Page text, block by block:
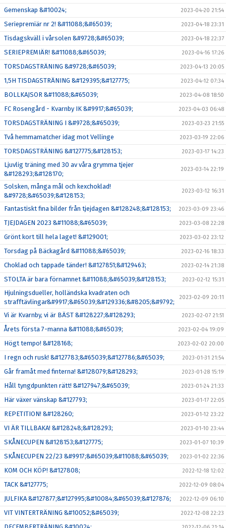
Gemenskap &#10024; 2023-04-20 21:54
Seriepremiär nr 2! &#11088;&#65039; 2023-04-18 23:31
Tisdagskväll i vårsolen &#9728;&#65039; 2023-04-18 22:37
SERIEPREMIÄR! &#11088;&#65039; 2023-04-16 17:26
TORSDAGSTRÄNING &#9728;&#65039; 2023-04-13 20:05
1,5H TISDAGSTRÄNING &#129395;&#127775; 2023-04-12 07:34
BOLLKAJSOR &#11088;&#65039; 2023-04-08 18:50
FC Rosengård - Kvarnby IK &#9917;&#65039; 2023-04-03 06:48
TORSDAGSTRÄNING I &#9728;&#65039; 2023-03-23 21:55
Två hemmamatcher idag mot Vellinge 2023-03-19 22:06
TORSDAGSTRÄNING &#127775;&#128153; 2023-03-17 14:23
Ljuvlig träning med 30 av våra grymma tjejer
&#128293;&#128170;
2023-03-14 22:19
Solsken, många mål och kexchoklad!
&#9728;&#65039;&#128153;
2023-03-12 16:31
Fantastiskt fina bilder från tjejdagen &#128248;&#128153; 2023-03-09 23:46
TJEJDAGEN 2023 &#11088;&#65039; 2023-03-08 22:28
Grönt kort till hela laget! &#129001; 2023-03-02 23:12
Torsdag på Bäckagård &#11088;&#65039; 2023-02-16 18:33
Choklad och tappade tänder! &#127851;&#129463; 2023-02-14 21:38
STOLTA är bara förnamnet &#11088;&#65039;&#128153; 2023-02-12 15:31
Hjulningsdueller, holländska kvadraten och
strafftävlingar&#9917;&#65039;&#129336;&#8205;&#9792;
2023-02-09 20:11
Vi är Kvarnby, vi är BÄST &#128227;&#128293; 2023-02-07 21:51
Årets första 7-manna &#11088;&#65039; 2023-02-04 19:09
Högt tempo! &#128168; 2023-02-02 20:00
I regn och rusk! &#127783;&#65039;&#127786;&#65039; 2023-01-31 21:54
Går framåt med finterna! &#128079;&#128293; 2023-01-28 15:19
Håll tyngdpunkten rätt! &#127947;&#65039; 2023-01-24 21:33
Här växer vänskap &#127793; 2023-01-17 22:05
REPETITION! &#128260; 2023-01-12 23:22
VI ÄR TILLBAKA! &#128248;&#128293; 2023-01-10 23:44
SKÅNECUPEN &#128153;&#127775; 2023-01-07 10:39
SKÅNECUPEN 22/23 &#9917;&#65039;&#11088;&#65039; 2023-01-02 22:36
KOM OCH KÖP! &#127808; 2022-12-18 12:02
TACK &#127775; 2022-12-09 08:04
JULFIKA &#127877;&#127995;&#10084;&#65039;&#127876; 2022-12-09 06:10
VIT VINTERTRÄNING &#10052;&#65039; 2022-12-08 22:23